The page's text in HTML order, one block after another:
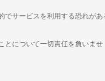
でサービスを利用する恐れがあ
とについて一切責任を負いませ